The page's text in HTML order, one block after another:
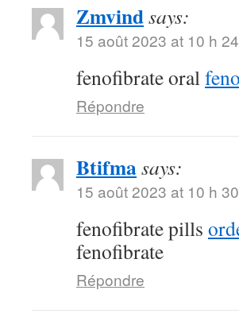
Zmvindsays:
15 août 2023 at 10 h
fenofibrate oral
Répondre
Btifmasays:
15 août 2023 at 10 h
fenofibrate pills
fenofibrate
Répondre